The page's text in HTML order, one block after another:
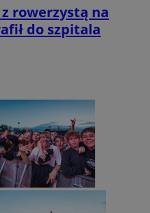
rowerzystą na
do szpitala